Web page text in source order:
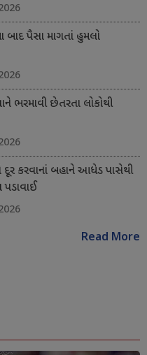
બાદ પૈસા માગતાં હુમલો
ભરમાવી છેતરતા લોકોથી
દૂર કરવાનાં બહાને આધેડ પાસેથી
પડાવાઈ
Read More